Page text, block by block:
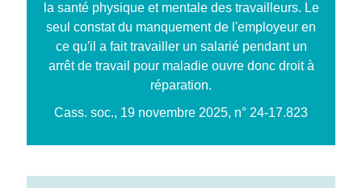
la santé physique et mentale des travailleurs. Le
seul constat du manquement de l'employeur en
ce qu'il a fait travailler un salarié pendant un
arrêt de travail pour maladie ouvre donc droit à
réparation.
Cass. soc., 19 novembre 2025, n° 24-17.823